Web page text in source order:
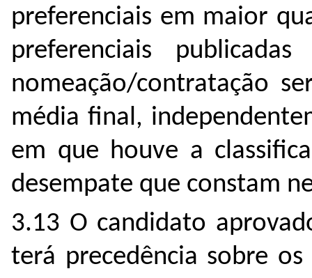
preferenciais em maior
preferenciais
nomeação/contratação
média final,
em que houve a
desempate que constam
3.13 O candidato
terá precedência sobre